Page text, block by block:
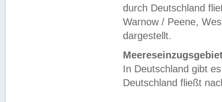
durch Deutschland
Warnow / Peene,
dargestellt.
In Deutschland gibt
Deutschland fließt